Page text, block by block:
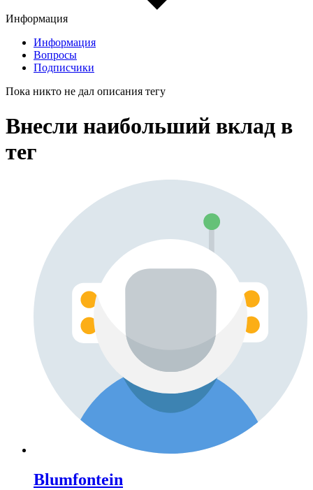
Информация
Информация
Вопросы
Подписчики
Пока никто не дал описания тегу
Внесли наибольший вклад в
тег
Blumfontein